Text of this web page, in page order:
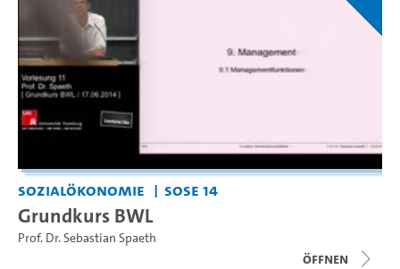
Sozialökonomie SoSe 14
Grundkurs BWL
Prof. Dr. Sebastian Spaeth
Öffnen